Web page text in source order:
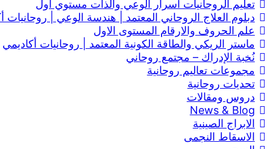
تعليم الروحانيات أسرار الوعي والذات مستوي اول
دبلوم العلاج الروحاني المعتمد | هندسة الوعي | روحانيات
علم الحروف والارقام المستوى الاول
ماستر الريكي والطاقة الكونية المعتمد | روحانيات أكاديمي
نُخبة الإدراك – مجتمع روحاني
مجموعات تعاليم روحانية
تحديات روحانية
دروس ومقالات
News & Blog
الابراج الصينية
الاسقاط النجمى